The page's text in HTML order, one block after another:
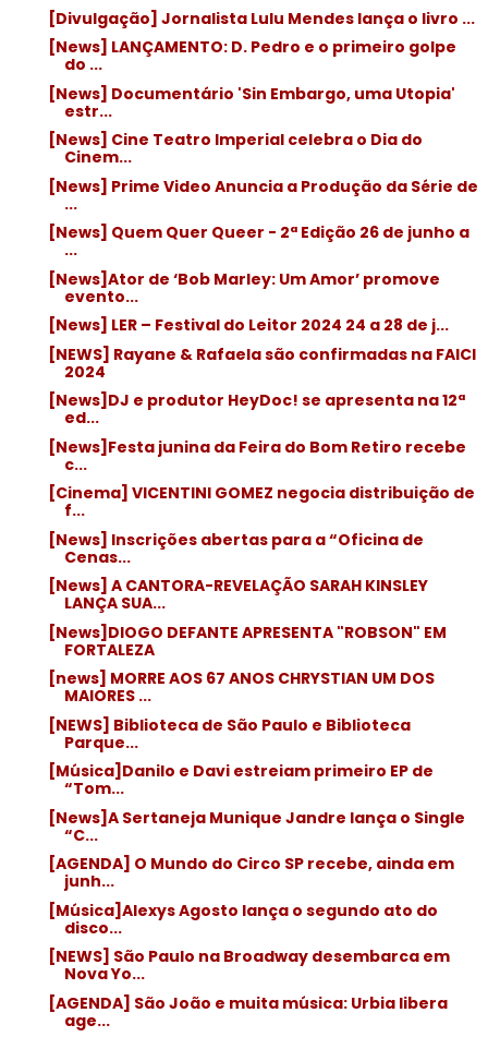
[Divulgação] Jornalista Lulu Mendes lança o livro ...
[News] LANÇAMENTO: D. Pedro e o primeiro golpe
do ...
[News] Documentário 'Sin Embargo, uma Utopia'
estr...
[News] Cine Teatro Imperial celebra o Dia do
Cinem...
[News] Prime Video Anuncia a Produção da Série de
...
[News] Quem Quer Queer - 2ª Edição 26 de junho a
...
[News]Ator de ‘Bob Marley: Um Amor’ promove
evento...
[News] LER – Festival do Leitor 2024 24 a 28 de j...
[NEWS] Rayane & Rafaela são confirmadas na FAICI
2024
[News]DJ e produtor HeyDoc! se apresenta na 12ª
ed...
[News]Festa junina da Feira do Bom Retiro recebe
c...
[Cinema] VICENTINI GOMEZ negocia distribuição de
f...
[News] Inscrições abertas para a “Oficina de
Cenas...
[News] A CANTORA-REVELAÇÃO SARAH KINSLEY
LANÇA SUA...
[News]DIOGO DEFANTE APRESENTA "ROBSON" EM
FORTALEZA
[news] MORRE AOS 67 ANOS CHRYSTIAN UM DOS
MAIORES ...
[NEWS] Biblioteca de São Paulo e Biblioteca
Parque...
[Música]Danilo e Davi estreiam primeiro EP de
“Tom...
[News]A Sertaneja Munique Jandre lança o Single
“C...
[AGENDA] O Mundo do Circo SP recebe, ainda em
junh...
[Música]Alexys Agosto lança o segundo ato do
disco...
[NEWS] São Paulo na Broadway desembarca em
Nova Yo...
[AGENDA] São João e muita música: Urbia libera
age...